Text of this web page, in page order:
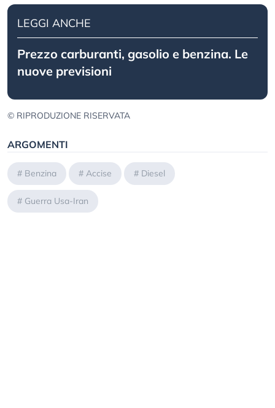
LEGGI ANCHE
Prezzo carburanti, gasolio e benzina. Le
nuove previsioni
© RIPRODUZIONE RISERVATA
ARGOMENTI
# Benzina # Accise # Diesel
# Guerra Usa-Iran